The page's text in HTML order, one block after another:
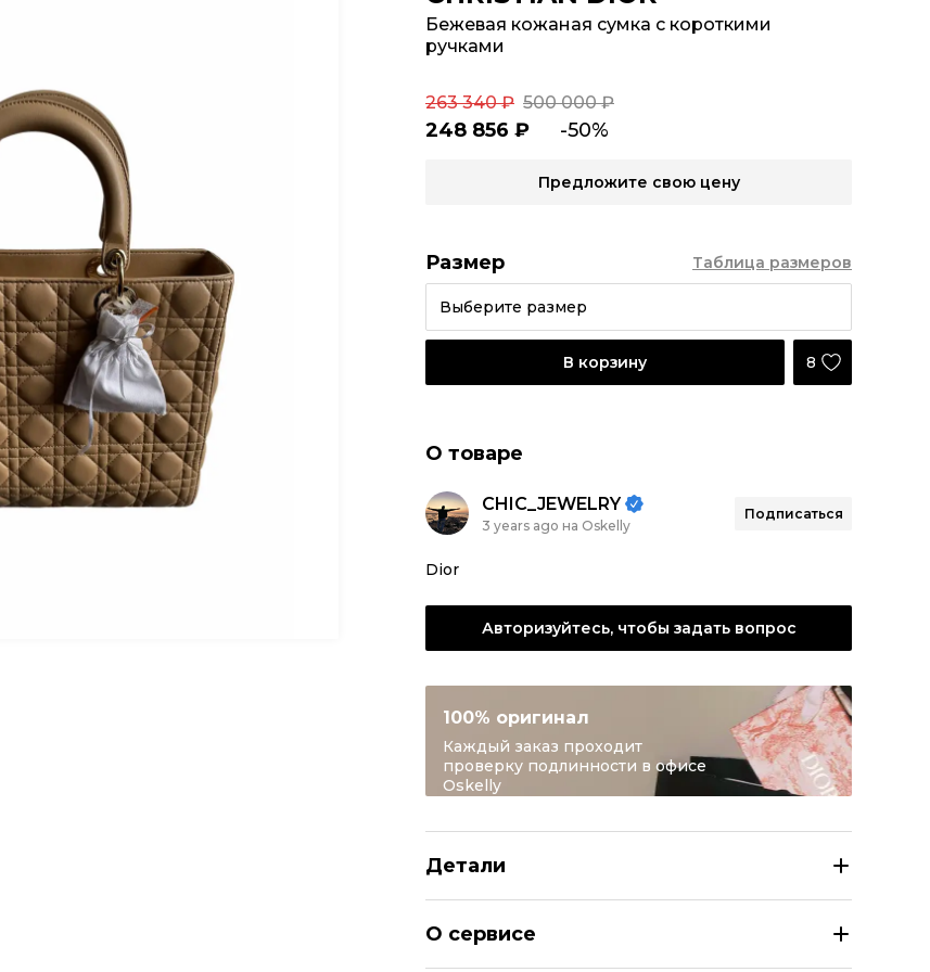
Бежевая кожаная сумка с короткими
ручками
248 856 ₽ -50%
263 340 ₽ 500 000 ₽
Предложите свою цену
Размер
Выберите размер
Таблица размеров
В корзину 8
О товаре
CHIC_JEWELRY
3 years ago на Oskelly
Подписаться
Dior
Авторизуйтесь, чтобы задать вопрос
100% оригинал
Каждый заказ проходит
проверку подлинности в офисе
Oskelly
Детали
О сервисе